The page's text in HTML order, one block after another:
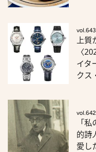
vol.643
上質
〈
イタ
クス
vol.642
「
的詩
愛し